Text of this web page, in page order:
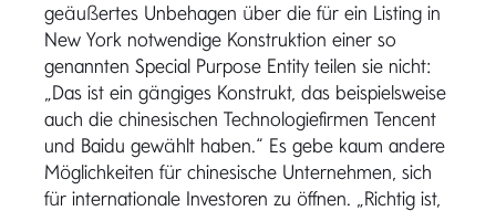
geäußertes Unbehagen über die für ein Listing in
New York notwendige Konstruktion einer so
genannten Special Purpose Entity teilen sie nicht:
„Das ist ein gängiges Konstrukt, das beispielsweise
auch die chinesischen Technologiefirmen Tencent
und Baidu gewählt haben.“ Es gebe kaum andere
Möglichkeiten für chinesische Unternehmen, sich
für internationale Investoren zu öffnen. „Richtig ist,